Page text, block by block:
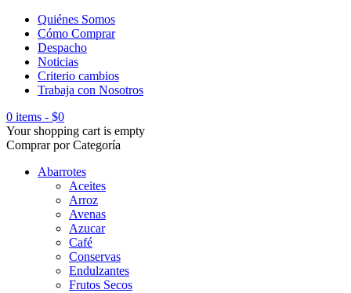
Quiénes Somos
Cómo Comprar
Despacho
Noticias
Criterio cambios
Trabaja con Nosotros
0 items - $0
Your shopping cart is empty
Comprar por Categoría
Abarrotes
Aceites
Arroz
Avenas
Azucar
Café
Conservas
Endulzantes
Frutos Secos